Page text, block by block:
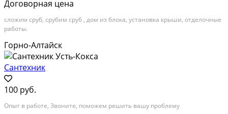
Договорная цена
сложим сруб, срубим сруб , дом из блока, установка крыши, отделочные
работы.
Горно-Алтайск
Сантехник
100 руб.
Опыт в работе, Звоните, поможем решить вашу проблему